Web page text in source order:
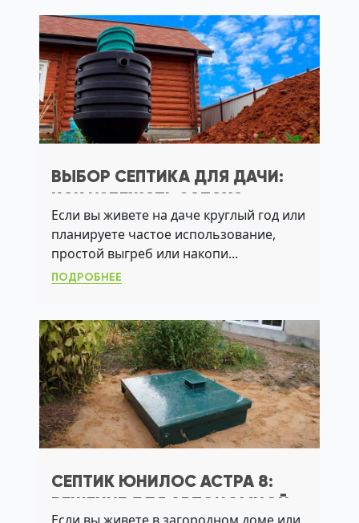
ВЫБОР СЕПТИКА ДЛЯ ДАЧИ:
КАК ИЗБЕЖАТЬ ЗАПАХА,
ПРОМЫВКИ И АВАРИЙ НА
УЧАСТКЕ
Если вы живете на даче круглый год или
планируете частое использование,
простой выгреб или накопи...
ПОДРОБНЕЕ
СЕПТИК ЮНИЛОС АСТРА 8:
РЕШЕНИЕ ДЛЯ АВТОНОМНОЙ